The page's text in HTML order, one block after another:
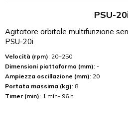
PSU-
Agitatore orbitale multifunzione
PSU-20i
Velocità (rpm): 20÷250
Dimensioni piattaforma (mm): -
Ampiezza oscillazione (mm): 20
Portata massima (kg): 8
Timer (min): 1 min- 96 h